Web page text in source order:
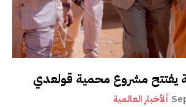
يفتتح مشروع محمية قولعدي
ألأخبار العالمية